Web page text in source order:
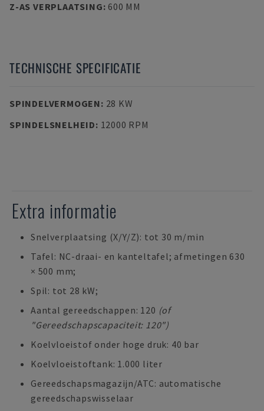
Z-AS VERPLAATSING: 600 MM
TECHNISCHE SPECIFICATIE
SPINDELVERMOGEN: 28 KW
SPINDELSNELHEID: 12000 RPM
Extra informatie
Snelverplaatsing (X/Y/Z): tot 30 m/min
Tafel: NC-draai- en kanteltafel; afmetingen 630
× 500 mm;
Spil: tot 28 kW;
Aantal gereedschappen: 120 (of
"Gereedschapscapaciteit: 120")
Koelvloeistof onder hoge druk: 40 bar
Koelvloeistoftank: 1.000 liter
Gereedschapsmagazijn/ATC: automatische
gereedschapswisselaar